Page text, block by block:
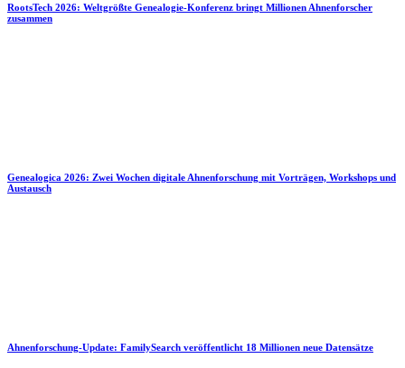
RootsTech 2026: Weltgrößte Genealogie-Konferenz bringt Millionen Ahnenforscher
zusammen
Genealogica 2026: Zwei Wochen digitale Ahnenforschung mit Vorträgen, Workshops und
Austausch
Ahnenforschung-Update: FamilySearch veröffentlicht 18 Millionen neue Datensätze